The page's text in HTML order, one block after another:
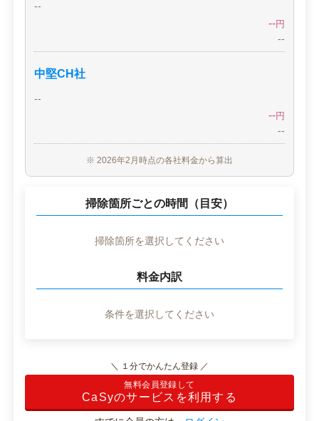
--
--円
--
中堅CH社
--
--円
--
※ 2026年2月時点の各社料金から算出
掃除箇所ごとの時間（目安）
掃除箇所を選択してください
料金内訳
条件を選択してください
＼ １分でかんたん登録 ／
無料会員登録して
CaSyのサービスを利用する